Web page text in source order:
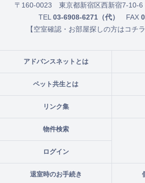
アドバンスネットとは
ペット共生とは
リンク集
物件検索
ログイン
退室時のお手続き
〒160-0023 東京都新宿区西新宿7-10-
TEL 03-6908-6271（代） FAX
【空室確認・お部屋探しの方はコチラ